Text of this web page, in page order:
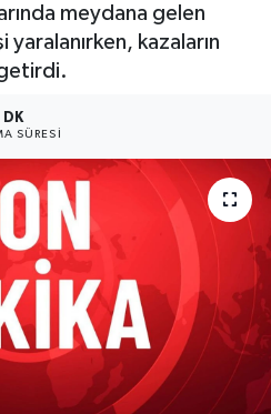
meydana gelen
yaralanırken, kazaların
1 DK
SÜRESI